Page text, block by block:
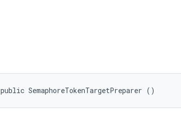
public SemaphoreTokenTargetPreparer ()